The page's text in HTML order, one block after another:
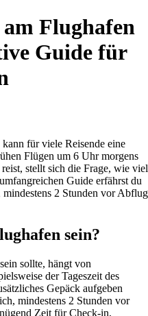
Flughafen
Guide für
für viele Reisende eine
Flügen um 6 Uhr morgens
stellt sich die Frage, wie viel
Guide erfährst du
2 Stunden vor Abflug
sein?
sollte, hängt von
der Tageszeit des
Gepäck aufgeben
mindestens 2 Stunden vor
Zeit für Check-in,